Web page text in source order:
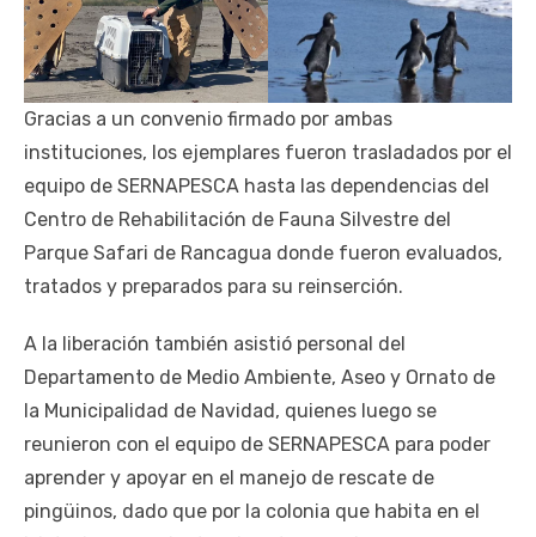
Gracias a un convenio firmado por ambas
instituciones, los ejemplares fueron trasladados por el
equipo de SERNAPESCA hasta las dependencias del
Centro de Rehabilitación de Fauna Silvestre del
Parque Safari de Rancagua donde fueron evaluados,
tratados y preparados para su reinserción.
A la liberación también asistió personal del
Departamento de Medio Ambiente, Aseo y Ornato de
la Municipalidad de Navidad, quienes luego se
reunieron con el equipo de SERNAPESCA para poder
aprender y apoyar en el manejo de rescate de
pingüinos, dado que por la colonia que habita en el